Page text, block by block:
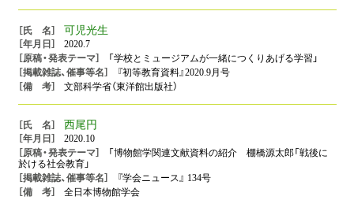
可児光生
2020.7
「学校とミュージアムが一緒につくりあげる学習」
『初等教育資料』2020.9月号
文部科学省（東洋館出版社）
西尾円
2020.10
「博物館学関連文献資料の紹介 棚橋源太郎「戦後に
於ける社会教育」
『学会ニュース』 134号
全日本博物館学会